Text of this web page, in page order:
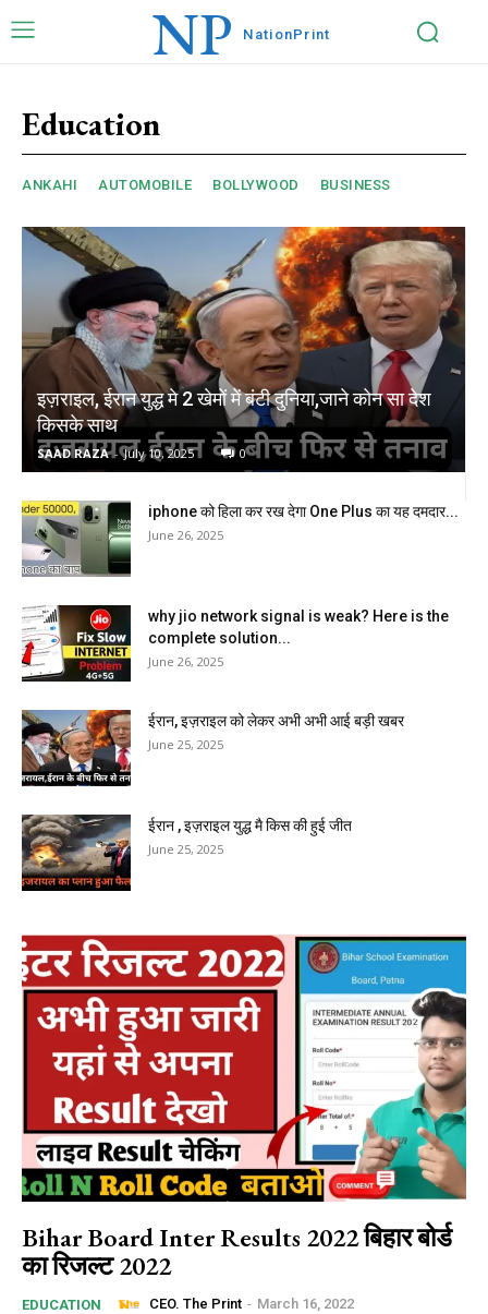
NP NationPrint
Education
ANKAHI AUTOMOBILE BOLLYWOOD BUSINESS
इज़राइल, ईरान युद्ध मे 2 खेमों में बंटी दुनिया,जाने कोन सा देश
किसके साथ
SAAD RAZA - July 10, 2025 0
iphone को हिला कर रख देगा One Plus का यह दमदार...
June 26, 2025
why jio network signal is weak? Here is the
complete solution...
June 26, 2025
ईरान, इज़राइल को लेकर अभी अभी आई बड़ी खबर
June 25, 2025
ईरान , इज़राइल युद्ध मै किस की हुई जीत
June 25, 2025
Bihar Board Inter Results 2022 बिहार बोर्ड
का रिजल्ट 2022
EDUCATION CEO. The Print - March 16, 2022